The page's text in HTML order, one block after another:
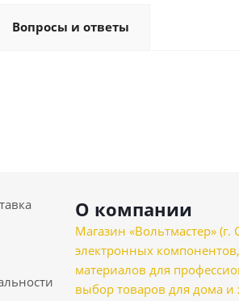
Вопросы и ответы
О компании
Магазин «Вольтмастер»
электронных
материалов для
выбор товаров для дома и